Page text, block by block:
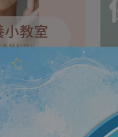
後「五大重點
項